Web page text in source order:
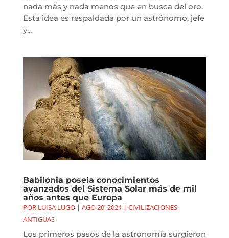
nada más y nada menos que en busca del oro.
Esta idea es respaldada por un astrónomo, jefe
y...
Babilonia poseía conocimientos
avanzados del Sistema Solar más de mil
años antes que Europa
POR LUISA LUGO| AGO 20, 2021 | CIVILIZACIONES
ANTIGUAS
Los primeros pasos de la astronomía surgieron